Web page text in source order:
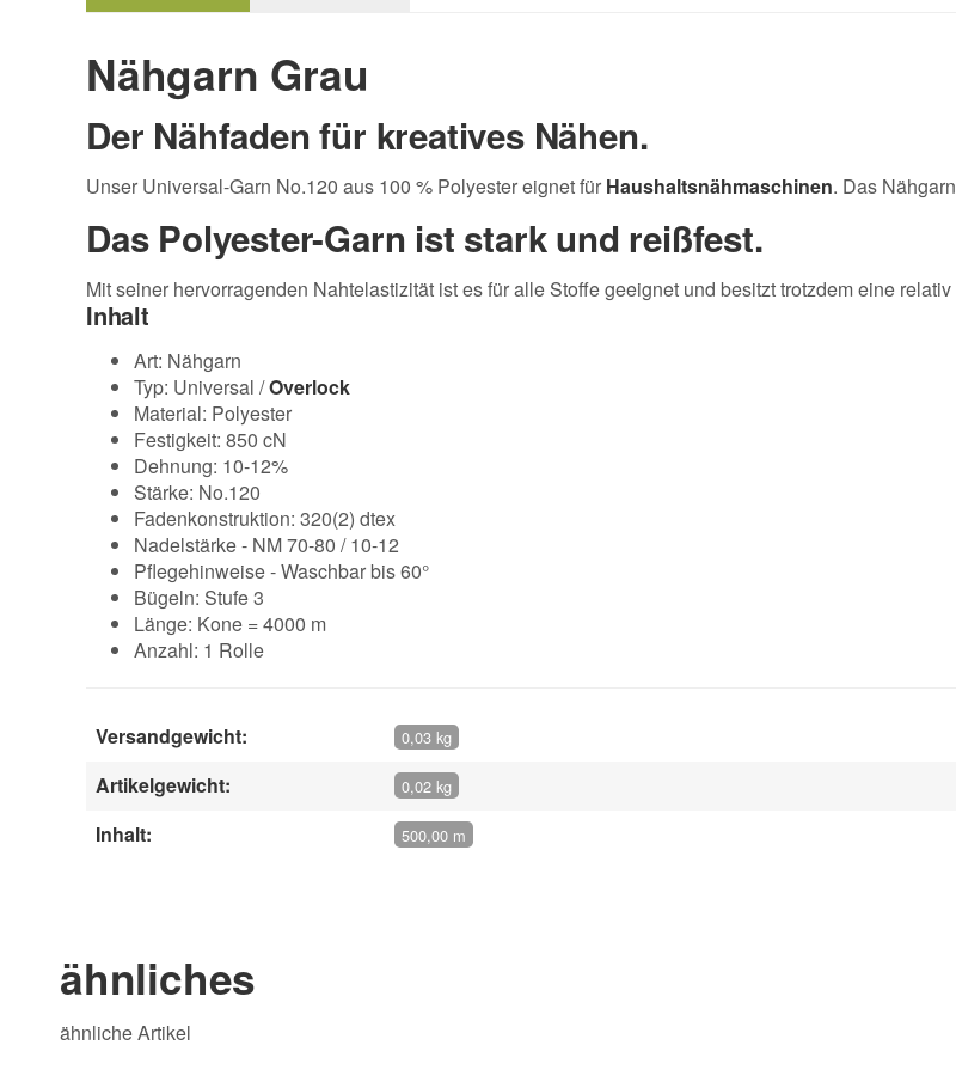
Nähgarn Grau
Der Nähfaden für kreatives Nähen.
Unser Universal-Garn No.120 aus 100 % Polyester eignet für Haushaltsnähmaschinen. Das
Das Polyester-Garn ist stark und reißfest.
Mit seiner hervorragenden Nahtelastizität ist es für alle Stoffe geeignet und besitzt trotzdem eine
Inhalt
Art: Nähgarn
Typ: Universal /Overlock
Material: Polyester
Festigkeit: 850 cN
Dehnung: 10-12%
Stärke: No.120
Fadenkonstruktion: 320(2) dtex
Nadelstärke - NM 70-80 / 10-12
Pflegehinweise - Waschbar bis 60°
Bügeln: Stufe 3
Länge: Kone = 4000 m
Anzahl: 1 Rolle
Versandgewicht: 0,03 kg
Artikelgewicht: 0,02 kg
Inhalt: 500,00 m
ähnliches
ähnliche Artikel